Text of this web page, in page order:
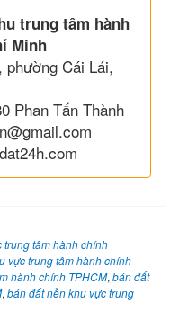
trung tâm hành
Minh
phường Cái Lái,
Phan Tấn Thành
tâm hành chính
vực trung tâm hành chính
hành chính TPHCM, bán đất
, bán đất nền khu vực trung